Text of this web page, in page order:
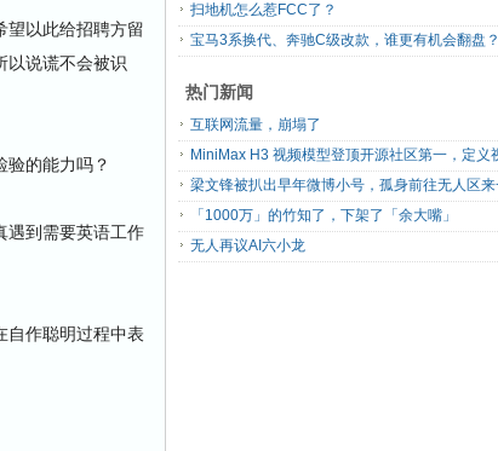
以此给招聘方留
以说谎不会被识
的能力吗？
到需要英语工作
作聪明过程中表
扫地机怎么惹FCC了？
宝马3系换代、奔驰C级改款，谁更有机会翻盘？
热门新闻
互联网流量，崩塌了
「1000万」的竹知了，下架了「余大嘴」
无人再议AI六小龙